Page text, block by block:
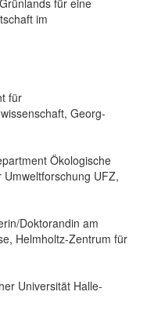
im
für
Georg-
Ökologische
UFZ,
Doktorandin am
Helmholtz-Zentrum für
Universität Halle-